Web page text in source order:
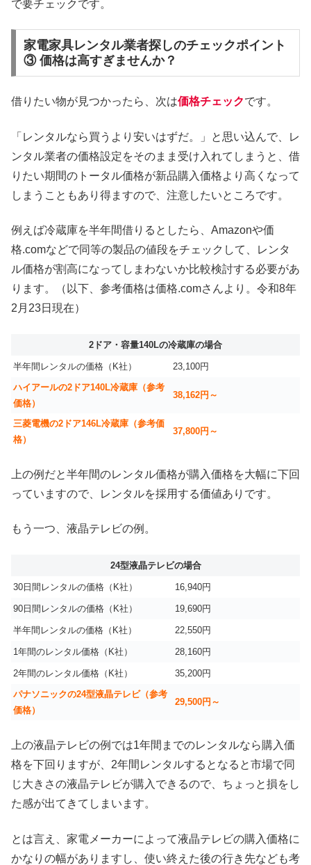
で要チェックです。
家電家具レンタル業者探しのチェックポイント
③ 価格は高すぎませんか？
借りたい物が見つかったら、次は価格チェックです。
「レンタルなら買うより安いはずだ。」と思い込んで、レ
ンタル業者の価格設定をそのまま受け入れてしまうと、借
りたい期間のトータル価格が新品購入価格より高くなって
しまうこともあり得ますので、注意したいところです。
例えば冷蔵庫を半年間借りるとしたら、Amazonや価
格.comなどで同等の製品の値段をチェックして、レンタ
ル価格が割高になってしまわないか比較検討する必要があ
ります。（以下、参考価格は価格.comさんより。令和8年
2月23日現在）
2ドア・容量140Lの冷蔵庫の場合
半年間レンタルの価格（K社）
23,100円
ハイアールの2ドア140L冷蔵庫（参考
価格）
38,162円～
三菱電機の2ドア146L冷蔵庫（参考価
格）
37,800円～
上の例だと半年間のレンタル価格が購入価格を大幅に下回
っていますので、レンタルを採用する価値ありです。
もう一つ、液晶テレビの例。
24型液晶テレビの場合
30日間レンタルの価格（K社） 16,940円
90日間レンタルの価格（K社） 19,690円
半年間レンタルの価格（K社） 22,550円
1年間のレンタル価格（K社） 28,160円
2年間のレンタル価格（K社）
35,200円
パナソニックの24型液晶テレビ（参考
価格）
29,500円～
上の液晶テレビの例では1年間までのレンタルなら購入価
格を下回りますが、2年間レンタルするとなると市場で同
じ大きさの液晶テレビが購入できるので、ちょっと損をし
た感が出てきてしまいます。
とは言え、家電メーカーによって液晶テレビの購入価格に
かなりの幅がありますし、使い終えた後の行き先なども考